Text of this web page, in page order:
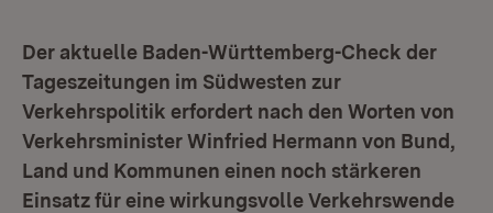
Der aktuelle Baden-Württemberg-Check der
Tageszeitungen im Südwesten zur
Verkehrspolitik erfordert nach den Worten von
Verkehrsminister Winfried Hermann von Bund,
Land und Kommunen einen noch stärkeren
Einsatz für eine wirkungsvolle Verkehrswende